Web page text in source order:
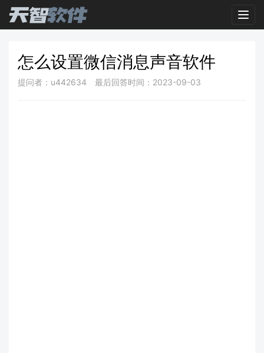
怎么设置微信消息声音软件
提问者：u442634 最后回答时间：2023-09-03